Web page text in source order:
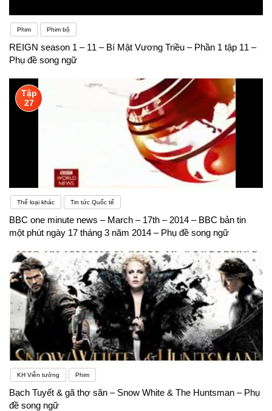
Phim Phim bộ
REIGN season 1 – 11 – Bí Mật Vương Triều – Phần 1 tập 11 –
Phụ đề song ngữ
Tập
27
Thể loại khác Tin tức Quốc tế
BBC one minute news – March – 17th – 2014 – BBC bản tin
một phút ngày 17 tháng 3 năm 2014 – Phụ đề song ngữ
KH Viễn tưởng Phim
Bạch Tuyết & gã thợ săn – Snow White & The Huntsman – Phụ
đề song ngữ